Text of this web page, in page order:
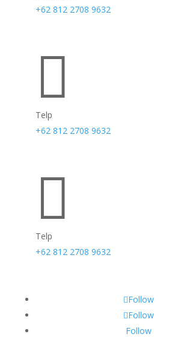
+62 812 2708 9632

Telp
+62 812 2708 9632

Telp
+62 812 2708 9632
Follow
Follow
Follow